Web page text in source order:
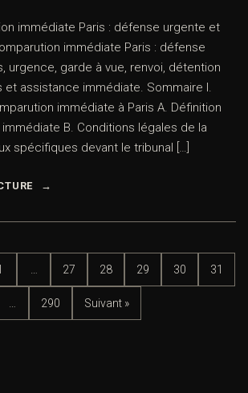
immédiate Paris : défense urgente et
immédiate Paris : défense
urgence, garde à vue, renvoi, détention
et assistance immédiate. Sommaire I.
immédiate à Paris A. Définition
B. Conditions légales de la
spécifiques devant le tribunal […]
27 28 29 30 31
290 Suivant »